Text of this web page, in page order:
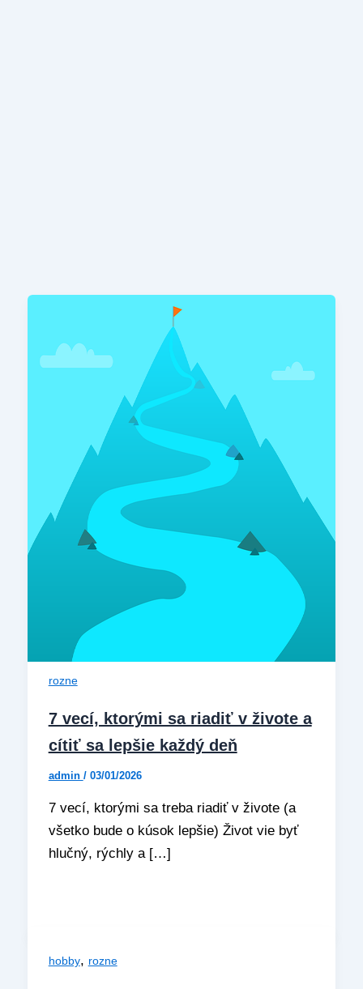
rozne
7 vecí, ktorými sa riadiť v živote a
cítiť sa lepšie každý deň
admin / 03/01/2026
7 vecí, ktorými sa treba riadiť v živote (a
všetko bude o kúsok lepšie) Život vie byť
hlučný, rýchly a […]
hobby, rozne